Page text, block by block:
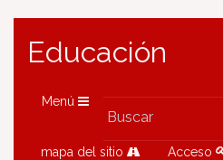
Educación
Menú
mapa del sitio Acceso